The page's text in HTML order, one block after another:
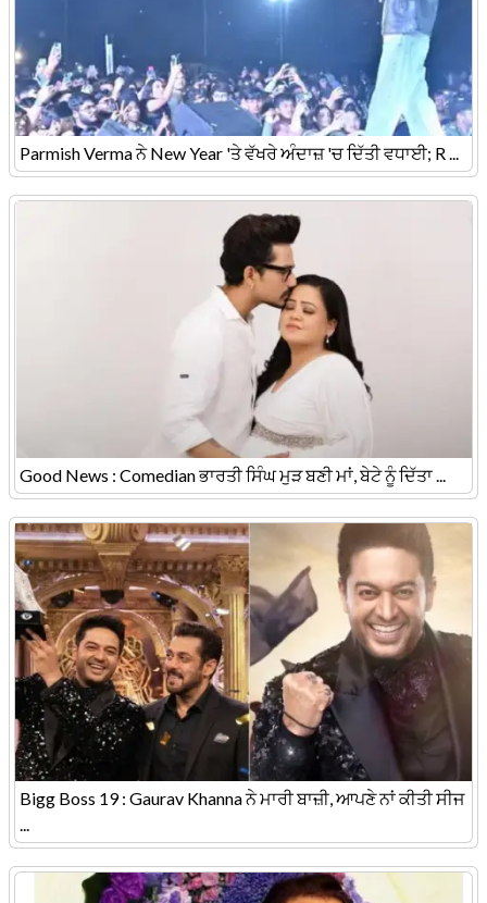
Parmish Verma ਨੇ New Year 'ਤੇ ਵੱਖਰੇ ਅੰਦਾਜ਼ 'ਚ ਦਿੱਤੀ ਵਧਾਈ; R ...
Good News : Comedian ਭਾਰਤੀ ਸਿੰਘ ਮੁੜ ਬਣੀ ਮਾਂ, ਬੇਟੇ ਨੂੰ ਦਿੱਤਾ ...
Bigg Boss 19 : Gaurav Khanna ਨੇ ਮਾਰੀ ਬਾਜ਼ੀ, ਆਪਣੇ ਨਾਂ ਕੀਤੀ ਸੀਜ